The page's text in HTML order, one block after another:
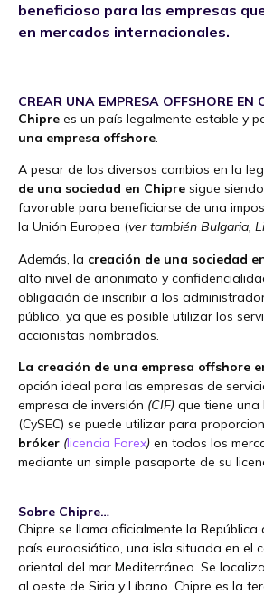
beneficioso para las empresas
en mercados internacionales.
CREAR UNA EMPRESA OFFSHORE EN
Chipre es un país legalmente estable y
una empresa offshore.
A pesar de los diversos cambios en la
de una sociedad en Chipre sigue
favorable para beneficiarse de una
la Unión Europea (ver también Bulgaria,
Además, la creación de una sociedad
alto nivel de anonimato y
obligación de inscribir a los
público, ya que es posible utilizar los
accionistas nombrados.
La creación de una empresa offshore
opción ideal para las empresas de
empresa de inversión (CIF) que tiene una
(CySEC) se puede utilizar para
bróker (licencia Forex) en todos los
mediante un simple pasaporte de su
Sobre Chipre…
Chipre se llama oficialmente la República
país euroasiático, una isla situada en el
oriental del mar Mediterráneo. Se
al oeste de Siria y Líbano. Chipre es la